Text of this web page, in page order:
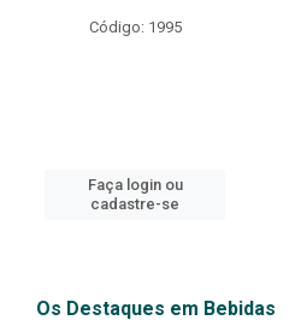
Código: 1995
Faça login ou
cadastre-se
Os Destaques em Bebidas